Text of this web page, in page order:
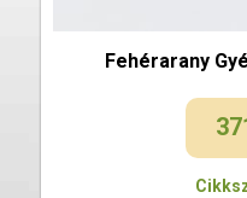
Fehérarany